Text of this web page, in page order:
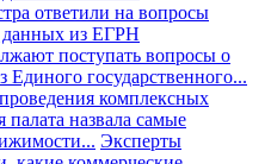
ответили на вопросы
данных из ЕГРН
поступать вопросы о
Единого государственного...
комплексных
палата назвала самые
Эксперты